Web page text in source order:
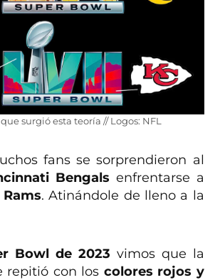
surgió esta teoría // Logos: NFL
fans se sorprendieron al
Bengals enfrentarse a
. Atinándole de lleno a la
Bowl de 2023 vimos que la
repitió con los colores rojos y